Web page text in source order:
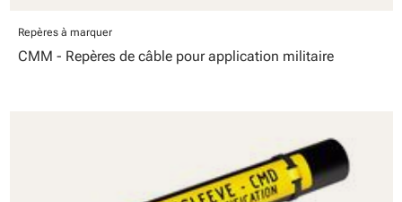
Repères à marquer
CMM - Repères de câble pour application militaire